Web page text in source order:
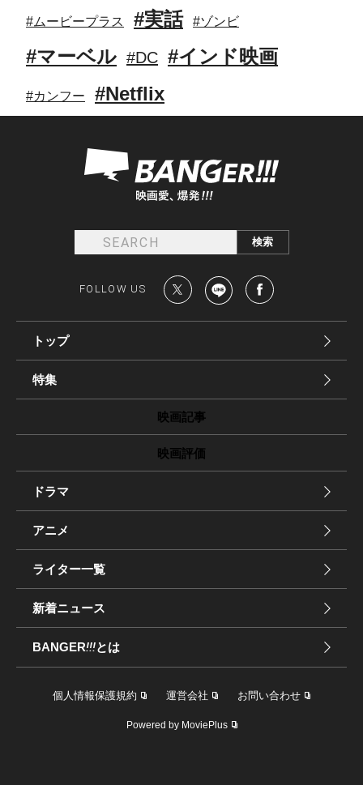
#ムービープラス #実話 #ゾンビ
#マーベル #DC #インド映画
#カンフー #Netflix
FOLLOW US
トップ
特集
映画記事
映画評価
ドラマ
アニメ
ライター一覧
新着ニュース
BANGER!!!とは
個人情報保護規約 運営会社 お問い合わせ
Powered by MoviePlus